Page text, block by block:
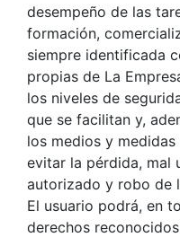
desempeño de las
formación,
siempre identificada
propias de La
los niveles de
que se facilitan y,
los medios y
evitar la pérdida, mal
autorizado y robo de
El usuario podrá, en
derechos